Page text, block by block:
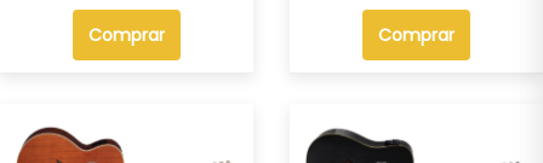
Comprar Comprar